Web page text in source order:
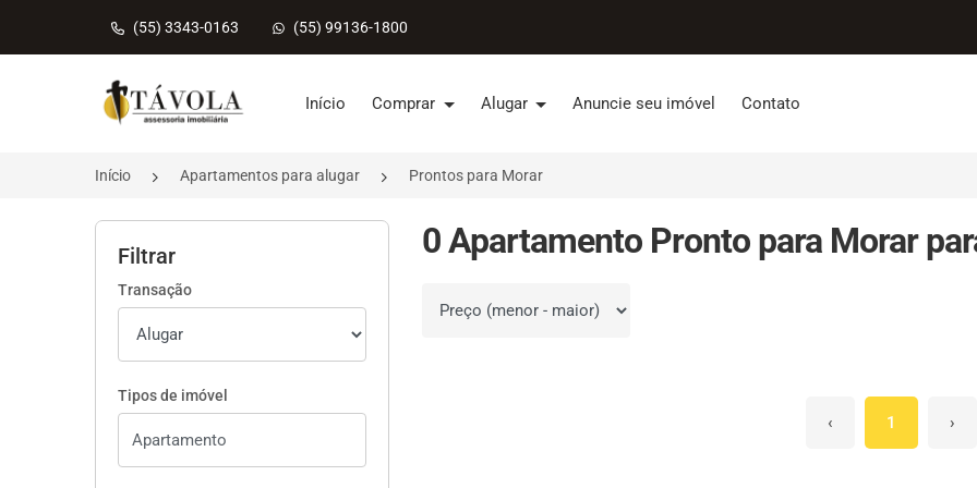
(55) 3343-0163 (55) 99136-1800
Página inicial
Início Comprar Alugar Anuncie seu imóvel Contato
Início Apartamentos para alugar Prontos para Morar
Filtrar
Transação
Tipos de imóvel
0 Apartamento Pronto para Morar
Ordenar por
‹ 1 ›